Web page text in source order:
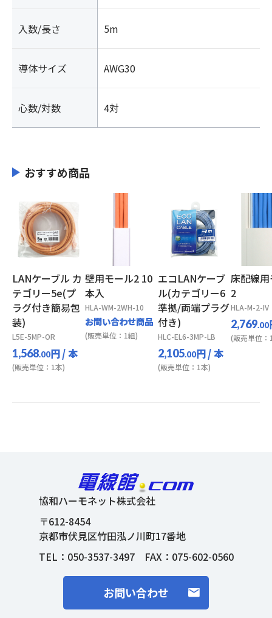
入数/長さ 5m
導体サイズ AWG30
心数/対数 4対
おすすめ商品
LANケーブル カ
テゴリー5e(プ
ラグ付き簡易包
装)
L5E-5MP-OR
1,568.00円/ 本
(販売単位：1本)
壁用モール2 10
本入
HLA-WM-2WH-10
お問い合わせ商品
(販売単位：1組)
エコLANケーブ
ル(カテゴリー6
準拠/両端プラグ
付き)
HLC-EL6-3MP-LB
2,105.00円/ 本
(販売単位：1本)
床配線
2
HLA-M-2-IV
2,769.00
(販売単位：
協和ハーモネット株式会社
〒612-8454
京都市伏見区竹田泓ノ川町17番地
TEL： 050-3537-3497FAX：075-602-0560
お問い合わせ